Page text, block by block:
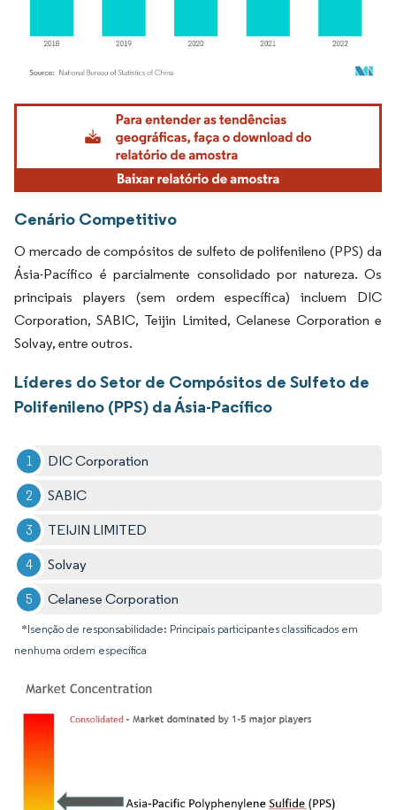
Imagem © Mordor Intelligence. O reuso requer atribuição conforme CC BY 4.0.
Cenário Competitivo
O mercado de compósitos de sulfeto de polifenileno (PPS) da
Ásia-Pacífico é parcialmente consolidado por natureza. Os
principais players (sem ordem específica) incluem DIC
Corporation, SABIC, Teijin Limited, Celanese Corporation e
Solvay, entre outros.
Líderes do Setor de Compósitos de Sulfeto de
Polifenileno (PPS) da Ásia-Pacífico
DIC Corporation
SABIC
TEIJIN LIMITED
Solvay
Celanese Corporation
*Isenção de responsabilidade: Principais participantes classificados em
nenhuma ordem específica